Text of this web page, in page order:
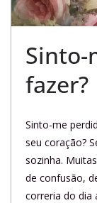
Sinto-
fazer?
Sinto-me
seu coração?
sozinha.
de confusão,
correria do dia